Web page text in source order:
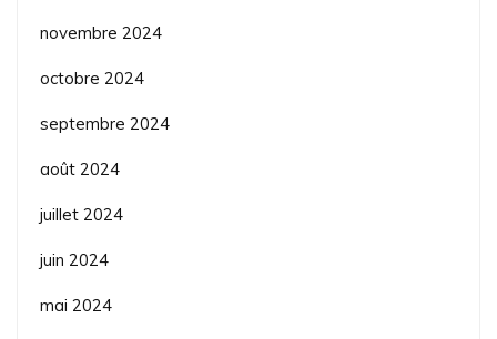
novembre 2024
octobre 2024
septembre 2024
août 2024
juillet 2024
juin 2024
mai 2024